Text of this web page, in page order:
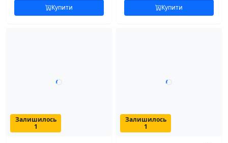
Купити Купити
Залишилось
1
Залишилось
1